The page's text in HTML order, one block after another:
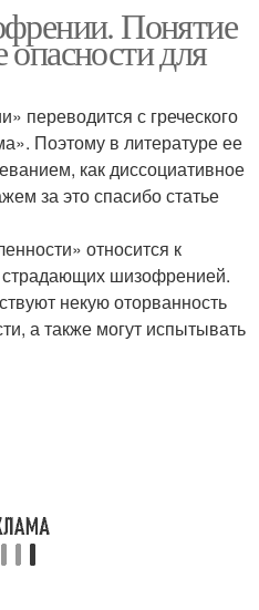
Понятие
для
переводится с греческого
Поэтому в литературе ее
как диссоциативное
за это спасибо статье
относится к
шизофренией.
некую оторванность
а также могут испытывать